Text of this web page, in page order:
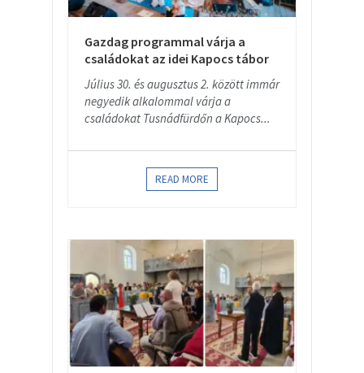
Gazdag programmal várja a
családokat az idei Kapocs tábor
Július 30. és augusztus 2. között immár
negyedik alkalommal várja a
családokat Tusnádfürdőn a Kapocs...
READ MORE